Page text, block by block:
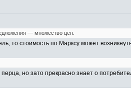
— множество цен.
то стоимость по Марксу может
но зато прекрасно знает о